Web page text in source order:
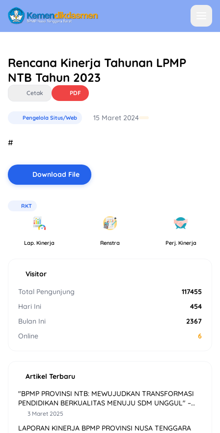
Rencana Kinerja Tahunan LPMP
NTB Tahun 2023
Cetak PDF
Pengelola Situs/Web 15 Maret 2024
#
Download File
RKT
Lap. Kinerja Renstra Perj. Kinerja
Visitor
Total Pengunjung
117455
Hari Ini
454
Bulan Ini
2367
Online
6
Artikel Terbaru
"BPMP PROVINSI NTB: MEWUJUDKAN TRANSFORMASI
PENDIDIKAN BERKUALITAS MENUJU SDM UNGGUL" –
Buletin Kita Edisi 22 Tahun XIII/2024
3 Maret 2025
LAPORAN KINERJA BPMP PROVINSI NUSA TENGGARA